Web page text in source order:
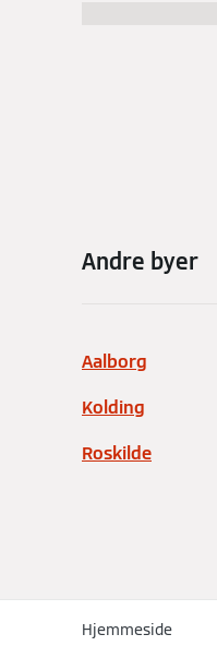
Andre byer
Aalborg
Kolding
Roskilde
Hjemmeside